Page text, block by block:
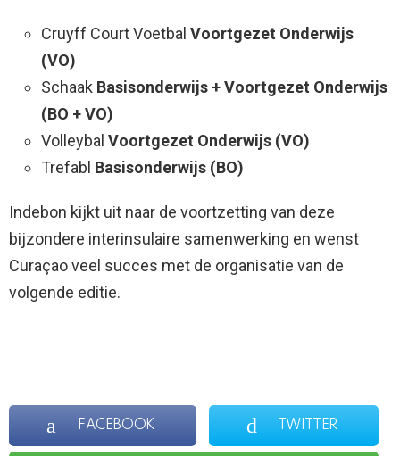
Cruyff Court Voetbal Voortgezet Onderwijs
(VO)
Schaak Basisonderwijs + Voortgezet Onderwijs
(BO + VO)
Volleybal Voortgezet Onderwijs (VO)
Trefabl Basisonderwijs (BO)
Indebon kijkt uit naar de voortzetting van deze
bijzondere interinsulaire samenwerking en wenst
Curaçao veel succes met de organisatie van de
volgende editie.
FACEBOOK TWITTER